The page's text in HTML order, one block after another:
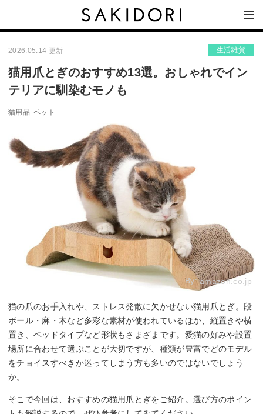
2026.05.14 更新 生活雑貨
猫用爪とぎのおすすめ13選。おしゃれでイン
テリアに馴染むモノも
猫用品 ペット
By:amazon.co.jp
猫の爪のお手入れや、ストレス発散に欠かせない猫用爪とぎ。段
ボール・麻・木など多彩な素材が使われているほか、縦置きや横
置き、ベッドタイプなど形状もさまざまです。愛猫の好みや設置
場所に合わせて選ぶことが大切ですが、種類が豊富でどのモデル
をチョイスすべきか迷ってしまう方も多いのではないでしょう
か。
そこで今回は、おすすめの猫用爪とぎをご紹介。選び方のポイン